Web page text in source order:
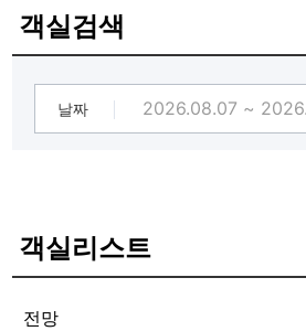
공용pc 구비
간단한 취사가능한 부엌, 세탁실 구비
기타 부대시설 : 옥상휴게실보유
주변 명소 : 국가 지정 태화강, 향교
객실검색
날짜
객실리스트
전망